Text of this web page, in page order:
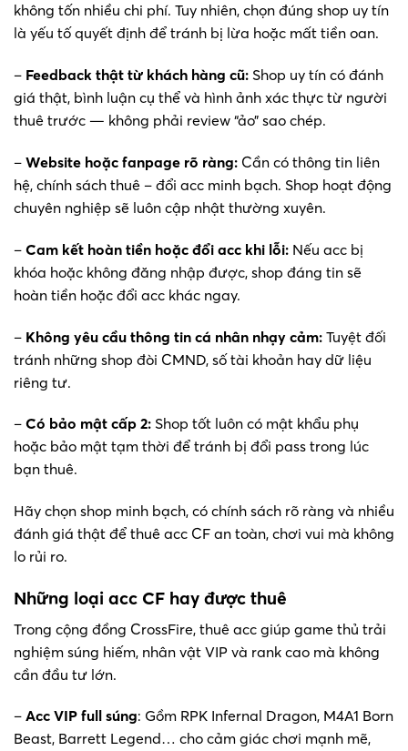
không tốn nhiều chi phí. Tuy nhiên, chọn đúng shop uy tín
là yếu tố quyết định để tránh bị lừa hoặc mất tiền oan.
– Feedback thật từ khách hàng cũ: Shop uy tín có đánh
giá thật, bình luận cụ thể và hình ảnh xác thực từ người
thuê trước — không phải review “ảo” sao chép.
– Website hoặc fanpage rõ ràng: Cần có thông tin liên
hệ, chính sách thuê – đổi acc minh bạch. Shop hoạt động
chuyên nghiệp sẽ luôn cập nhật thường xuyên.
– Cam kết hoàn tiền hoặc đổi acc khi lỗi: Nếu acc bị
khóa hoặc không đăng nhập được, shop đáng tin sẽ
hoàn tiền hoặc đổi acc khác ngay.
– Không yêu cầu thông tin cá nhân nhạy cảm: Tuyệt đối
tránh những shop đòi CMND, số tài khoản hay dữ liệu
riêng tư.
– Có bảo mật cấp 2: Shop tốt luôn có mật khẩu phụ
hoặc bảo mật tạm thời để tránh bị đổi pass trong lúc
bạn thuê.
Hãy chọn shop minh bạch, có chính sách rõ ràng và nhiều
đánh giá thật để thuê acc CF an toàn, chơi vui mà không
lo rủi ro.
Những loại acc CF hay được thuê
Trong cộng đồng CrossFire, thuê acc giúp game thủ trải
nghiệm súng hiếm, nhân vật VIP và rank cao mà không
cần đầu tư lớn.
– Acc VIP full súng: Gồm RPK Infernal Dragon, M4A1 Born
Beast, Barrett Legend… cho cảm giác chơi mạnh mẽ,